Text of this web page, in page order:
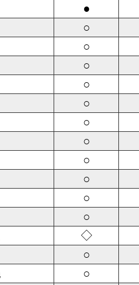
●
○
○
○
○
○
○
○
○
○
○
○
◇
○
○